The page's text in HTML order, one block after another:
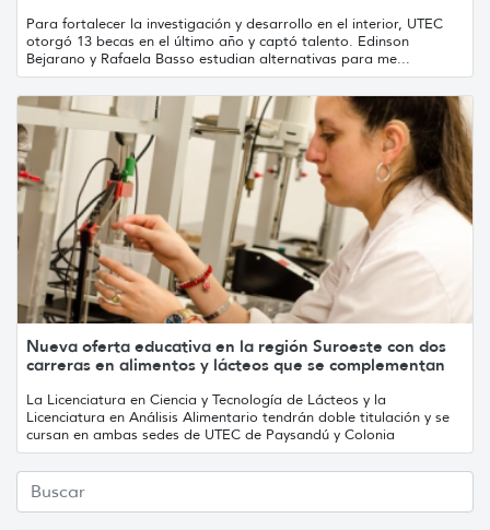
Para fortalecer la investigación y desarrollo en el interior, UTEC
otorgó 13 becas en el último año y captó talento. Edinson
Bejarano y Rafaela Basso estudian alternativas para me...
Nueva oferta educativa en la región Suroeste con dos
carreras en alimentos y lácteos que se complementan
La Licenciatura en Ciencia y Tecnología de Lácteos y la
Licenciatura en Análisis Alimentario tendrán doble titulación y se
cursan en ambas sedes de UTEC de Paysandú y Colonia